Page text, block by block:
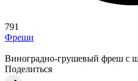
791
Фреши
Виноградно-грушевый фреш с
Поделиться